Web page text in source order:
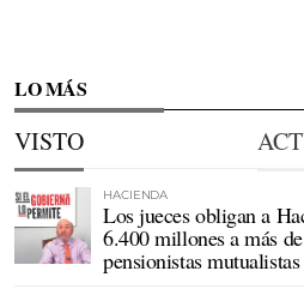
LO MÁS
VISTO
HACIENDA
Los jueces obligan a
6.400 millones a más
pensionistas mutualistas